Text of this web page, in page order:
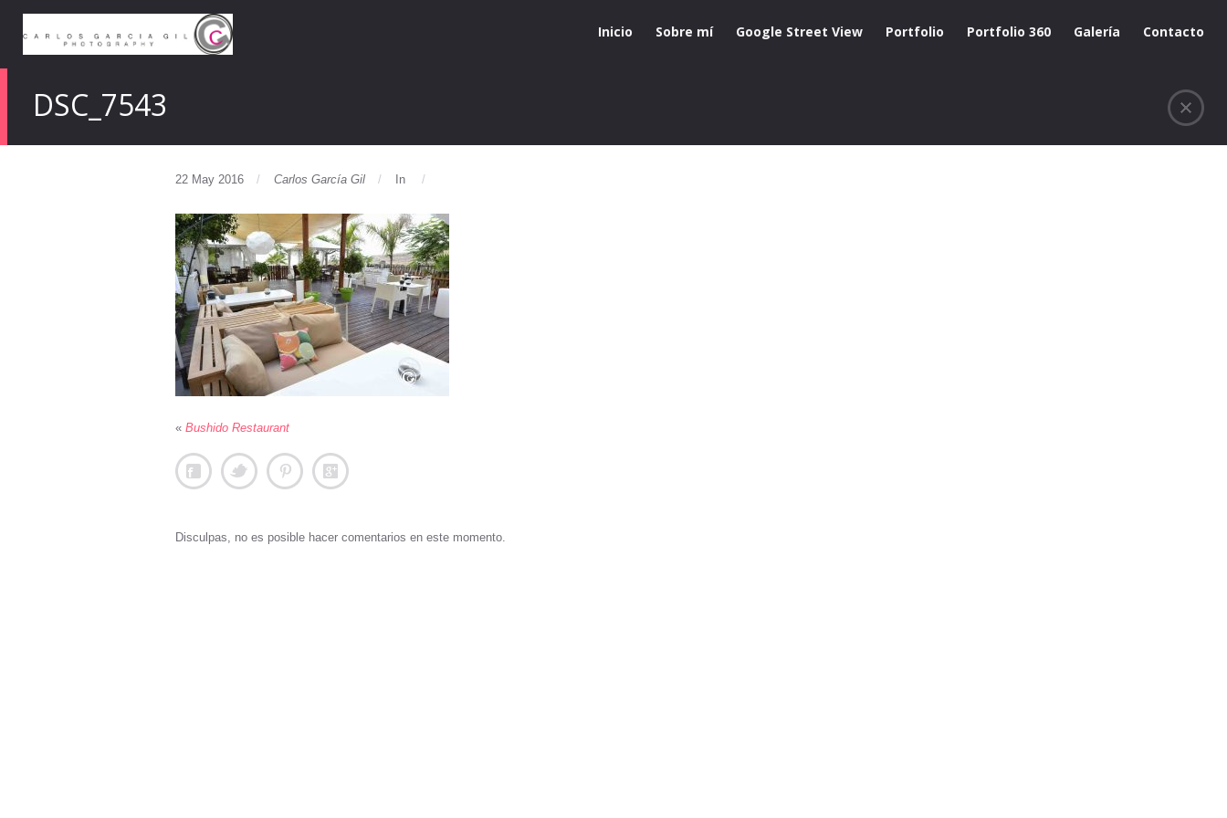
Inicio Sobre mí Google Street View Portfolio Portfolio 360 Galería Contacto
DSC_7543
22 May 2016 Carlos García Gil In
« Bushido Restaurant
Disculpas, no es posible hacer comentarios en este momento.